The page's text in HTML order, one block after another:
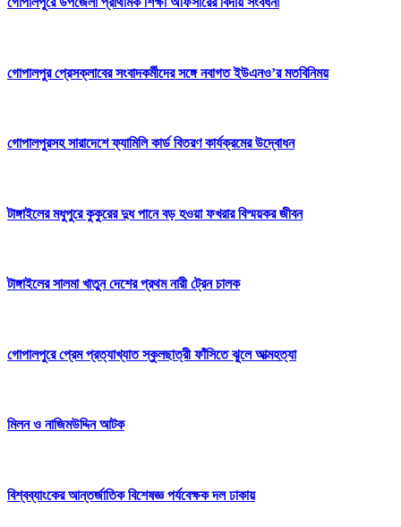
গোপালপুর প্রেসক্লাবের সংবাদকর্মীদের সঙ্গে নবাগত ইউএনও’র মতবিনিময়
গোপালপুরসহ সারাদেশে ফ্যামিলি কার্ড বিতরণ কার্যক্রমের উদ্বোধন
টাঙ্গাইলের মধুপুরে কুকুরের দুধ পানে বড় হওয়া ফখরার বিস্ময়কর জীবন
টাঙ্গাইলের সালমা খাতুন দেশের প্রথম নারী ট্রেন চালক
গোপালপুরে প্রেম প্রত্যাখ্যাত স্কুলছাত্রী ফাঁসিতে ঝুলে আত্মহত্যা
মিলন ও নাজিমউদ্দিন আটক
বিশ্বব্যাংকের আন্তর্জাতিক বিশেষজ্ঞ পর্যবেক্ষক দল ঢাকায়